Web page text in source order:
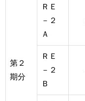
第２
期分
ＲＥ
－２
Ａ
ＲＥ
－２
Ｂ